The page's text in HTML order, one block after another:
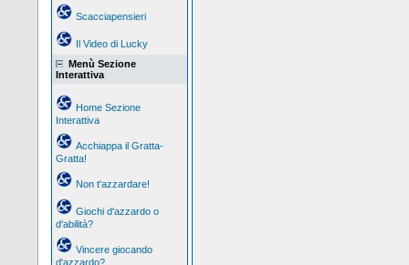
Scacciapensieri
Il Video di Lucky
Menù Sezione
Interattiva
Home Sezione
Interattiva
Acchiappa il Gratta-
Gratta!
Non t'azzardare!
Giochi d'azzardo o
d'abilità?
Vincere giocando
d'azzardo?